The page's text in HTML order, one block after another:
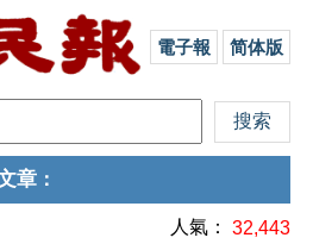
電子報 简体版
章 ：
人氣： 32,443